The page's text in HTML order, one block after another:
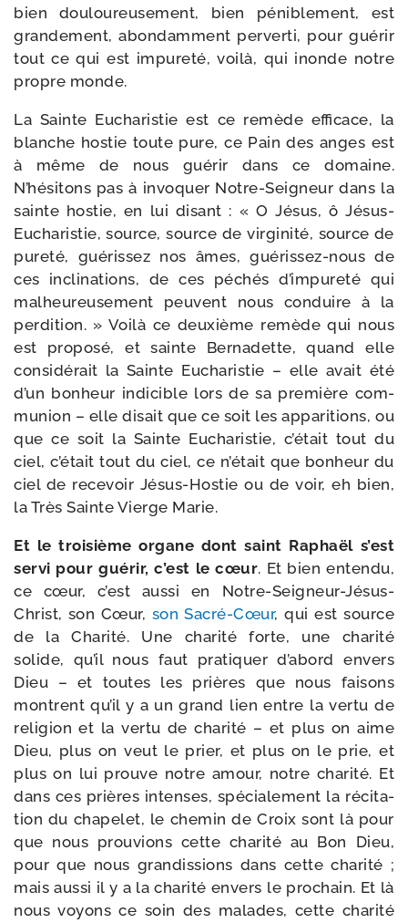
bien dou­lou­reu­se­ment, bien péni­ble­ment, est
gran­de­ment, abon­dam­ment per­ver­ti, pour gué­rir
tout ce qui est impu­re­té, voi­là, qui inonde notre
propre monde.
La Sainte Eucharistie est ce remède effi­cace, la
blanche hos­tie toute pure, ce Pain des anges est
à même de nous gué­rir dans ce domaine.
N’hésitons pas à invo­quer Notre-​Seigneur dans la
sainte hos­tie, en lui disant : « O Jésus, ô Jésus-​
Eucharistie, source, source de vir­gi­ni­té, source de
pure­té, gué­ris­sez nos âmes, guérissez-​nous de
ces incli­na­tions, de ces péchés d’im­pu­re­té qui
mal­heu­reu­se­ment peuvent nous conduire à la
per­di­tion. » Voilà ce deuxième remède qui nous
est pro­po­sé, et sainte Bernadette, quand elle
consi­dé­rait la Sainte Eucharistie – elle avait été
d’un bon­heur indi­cible lors de sa pre­mière com­
mu­nion – elle disait que ce soit les appa­ri­tions, ou
que ce soit la Sainte Eucharistie, c’é­tait tout du
ciel, c’é­tait tout du ciel, ce n’é­tait que bon­heur du
ciel de rece­voir Jésus-​Hostie ou de voir, eh bien,
la Très Sainte Vierge Marie.
Et le troi­sième organe dont saint Raphaël s’est
ser­vi pour gué­rir, c’est le cœur. Et bien enten­du,
ce cœur, c’est aus­si en Notre-​Seigneur-​Jésus-​
Christ, son Cœur, son Sacré-​Cœur, qui est source
de la Charité. Une cha­ri­té forte, une cha­ri­té
solide, qu’il nous faut pra­ti­quer d’a­bord envers
Dieu – et toutes les prières que nous fai­sons
montrent qu’il y a un grand lien entre la ver­tu de
reli­gion et la ver­tu de cha­ri­té – et plus on aime
Dieu, plus on veut le prier, et plus on le prie, et
plus on lui prouve notre amour, notre cha­ri­té. Et
dans ces prières intenses, spé­cia­le­ment la réci­ta­
tion du cha­pe­let, le che­min de Croix sont là pour
que nous prou­vions cette cha­ri­té au Bon Dieu,
pour que nous gran­dis­sions dans cette cha­ri­té ;
mais aus­si il y a la cha­ri­té envers le pro­chain. Et là
nous voyons ce soin des malades, cette cha­ri­té